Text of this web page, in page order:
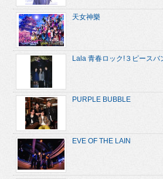
天女神樂
Lala 青春ロック!３ピースバ
PURPLE BUBBLE
EVE OF THE LAIN